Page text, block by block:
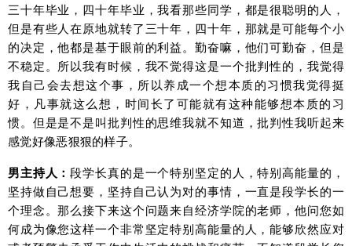
三十年毕业，四十年毕业，我看那些同学，都是很聪明的人，
但是有些人在原地就转了三十年，四十年，那就是可能每个小
的决定，他都是基于眼前的利益。勤奋嘛，他们可勤奋，但是
不稳定。所以我有时候，我不觉得这是一个批判性的，我觉得
我自己会去想这个事，所以养成一个想本质的习惯我觉得挺
好，凡事就这么想，时间长了可能就有这种能够想本质的习
惯。但是是不是叫批判性的思维我就不知道，批判性我听起来
感觉好像恶狠狠的样子。
男主持人：段学长真的是一个特别坚定的人，特别高能量的，
坚持做自己想要，坚持自己认为对的事情，一直是段学长的一
个理念。那么接下来这个问题来自经济学院的老师，他问您如
何成为像您这样一个非常坚定特别高能量的人，能够欣然应对